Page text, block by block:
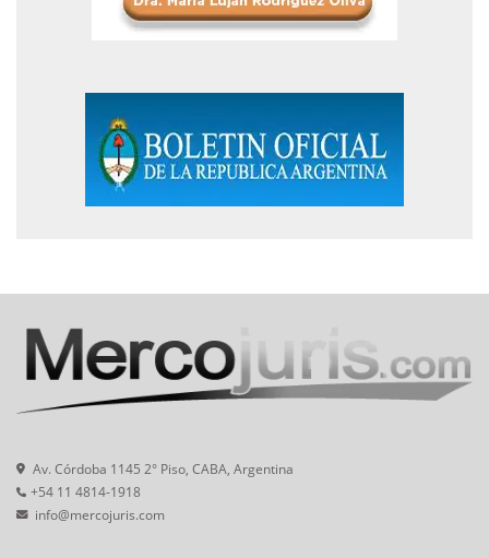
Av. Córdoba 1145 2° Piso, CABA, Argentina
+54 11 4814-1918
info@mercojuris.com